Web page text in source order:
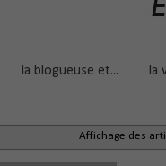
la blogueuse et... la
Affichage des